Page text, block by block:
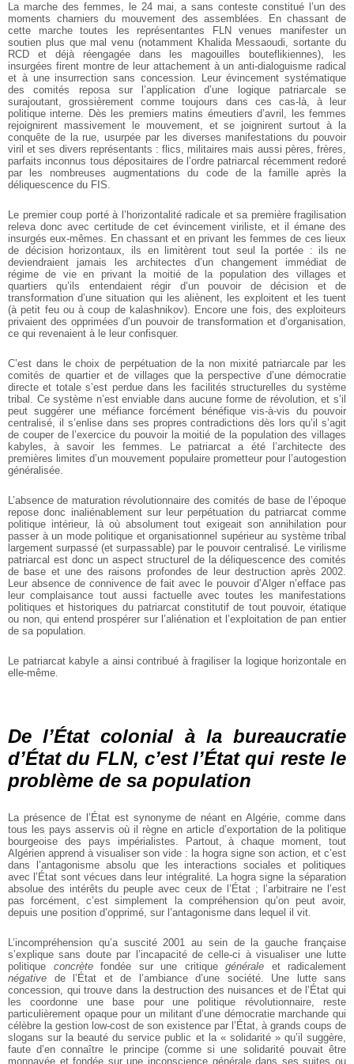
La marche des femmes, le 24 mai, a sans conteste constitué l’un des
moments charniers du mouvement des assemblées. En chassant de
cette marche toutes les représentantes FLN venues manifester un
soutien plus que mal venu (notamment Khalida Messaoudi, sortante du
RCD et déjà réengagée dans les magouilles bouteflikiennes), les
insurgées firent montre de leur attachement à un anti-dialoguisme radical
et à une insurrection sans concession. Leur évincement systématique
des comités reposa sur l’application d’une logique patriarcale se
surajoutant, grossièrement comme toujours dans ces cas-là, à leur
politique interne. Dès les premiers matins émeutiers d’avril, les femmes
rejoignirent massivement le mouvement, et se joignirent surtout à la
conquête de la rue, usurpée par les diverses manifestations du pouvoir
viril et ses divers représentants : flics, militaires mais aussi pères, frères,
parfaits inconnus tous dépositaires de l’ordre patriarcal récemment redoré
par les nombreuses augmentations du code de la famille après la
déliquescence du FIS.
Le premier coup porté à l’horizontalité radicale et sa première fragilisation
releva donc avec certitude de cet évincement viriliste, et il émane des
insurgés eux-mêmes. En chassant et en privant les femmes de ces lieux
de décision horizontaux, ils en limitèrent tout seul la portée : ils ne
deviendraient jamais les architectes d’un changement immédiat de
régime de vie en privant la moitié de la population des villages et
quartiers qu’ils entendaient régir d’un pouvoir de décision et de
transformation d’une situation qui les aliènent, les exploitent et les tuent
(à petit feu ou à coup de kalashnikov). Encore une fois, des exploiteurs
privaient des opprimées d’un pouvoir de transformation et d’organisation,
ce qui revenaient à le leur confisquer.
C’est dans le choix de perpétuation de la non mixité patriarcale par les
comités de quartier et de villages que la perspective d’une démocratie
directe et totale s’est perdue dans les facilités structurelles du système
tribal. Ce système n’est enviable dans aucune forme de révolution, et s’il
peut suggérer une méfiance forcément bénéfique vis-à-vis du pouvoir
centralisé, il s’enlise dans ses propres contradictions dès lors qu’il s’agit
de couper de l’exercice du pouvoir la moitié de la population des villages
kabyles, à savoir les femmes. Le patriarcat a été l’architecte des
premières limites d’un mouvement populaire prometteur pour l’autogestion
généralisée.
L’absence de maturation révolutionnaire des comités de base de l’époque
repose donc inaliénablement sur leur perpétuation du patriarcat comme
politique intérieur, là où absolument tout exigeait son annihilation pour
passer à un mode politique et organisationnel supérieur au système tribal
largement surpassé (et surpassable) par le pouvoir centralisé. Le virilisme
patriarcal est donc un aspect structurel de la déliquescence des comités
de base et une des raisons profondes de leur destruction après 2002.
Leur absence de connivence de fait avec le pouvoir d’Alger n’efface pas
leur complaisance tout aussi factuelle avec toutes les manifestations
politiques et historiques du patriarcat constitutif de tout pouvoir, étatique
ou non, qui entend prospérer sur l’aliénation et l’exploitation de pan entier
de sa population.
Le patriarcat kabyle a ainsi contribué à fragiliser la logique horizontale en
elle-même.
De l’État colonial à la bureaucratie
d’État du FLN, c’est l’État qui reste le
problème de sa population
La présence de l’État est synonyme de néant en Algérie, comme dans
tous les pays asservis où il règne en article d’exportation de la politique
bourgeoise des pays impérialistes. Partout, à chaque moment, tout
Algérien apprend à visualiser son vide : la hogra signe son action, et c’est
dans l’antagonisme absolu que les interactions sociales et politiques
avec l’État sont vécues dans leur intégralité. La hogra signe la séparation
absolue des intérêts du peuple avec ceux de l’État ; l’arbitraire ne l’est
pas forcément, c’est simplement la compréhension qu’on peut avoir,
depuis une position d’opprimé, sur l’antagonisme dans lequel il vit.
L’incompréhension qu’a suscité 2001 au sein de la gauche française
s’explique sans doute par l’incapacité de celle-ci à visualiser une lutte
politique concrètefondée sur une critique générale et radicalement
négative de l’État et de l’ambiance d’une société. Une lutte sans
concession, qui trouve dans la destruction des nuisances et de l’État qui
les coordonne une base pour une politique révolutionnaire, reste
particulièrement opaque pour un militant d’une démocratie marchande qui
célèbre la gestion low-cost de son existence par l’État, à grands coups de
slogans sur la beauté du service public et la « solidarité » qu’il suggère,
faute d’en connaître le principe (comme si une solidarité pouvait être
monnayée et fondée sur une inconscience générale dans ses suites ou